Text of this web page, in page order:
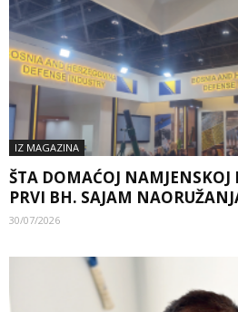
IZ MAGAZINA
ŠTA DOMAĆOJ
PRVI BH. SAJAM
30/07/2026